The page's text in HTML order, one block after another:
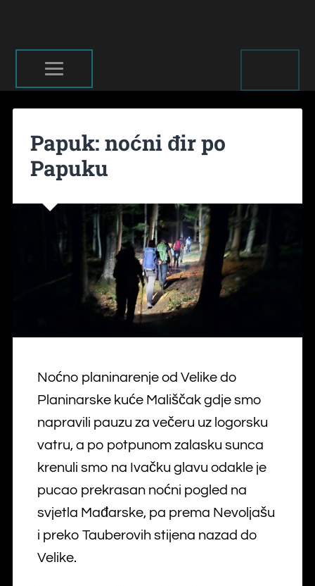
Papuk: noćni đir po
Papuku
Noćno planinarenje od Velike do
Planinarske kuće Mališčak gdje smo
napravili pauzu za večeru uz logorsku
vatru, a po potpunom zalasku sunca
krenuli smo na Ivačku glavu odakle je
pucao prekrasan noćni pogled na
svjetla Mađarske, pa prema Nevoljašu
i preko Tauberovih stijena nazad do
Velike.